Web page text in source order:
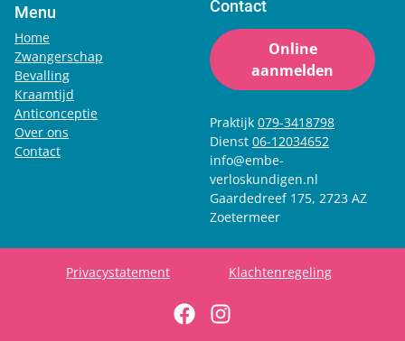
Menu
Home
Zwangerschap
Bevalling
Kraamtijd
Anticonceptie
Over ons
Contact
Contact
Online
aanmelden
Praktijk 079-3418798
Dienst 06-12034652
info@embe-
verloskundigen.nl
Gaardedreef 175, 2723 AZ
Zoetermeer
Privacystatement Klachtenregeling